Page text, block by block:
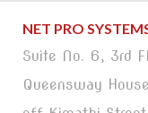
NET PRO
Suite No. 6, 3rd
Queensway